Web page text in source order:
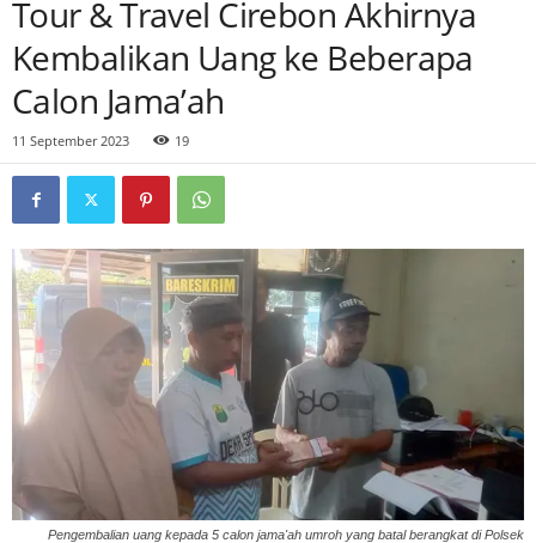
Tour & Travel Cirebon Akhirnya
Kembalikan Uang ke Beberapa
Calon Jama’ah
11 September 2023 19
Pengembalian uang kepada 5 calon jama'ah umroh yang batal berangkat di Polsek